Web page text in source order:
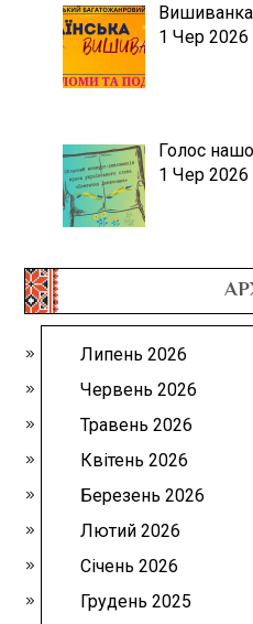
Вишиванка
1 Чер 2026
Голос
1 Чер 2026
Липень 2026
Червень 2026
Травень 2026
Квітень 2026
Березень 2026
Лютий 2026
Січень 2026
Грудень 2025